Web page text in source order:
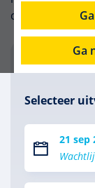
Ga
contact met
Selecteer
21 sep